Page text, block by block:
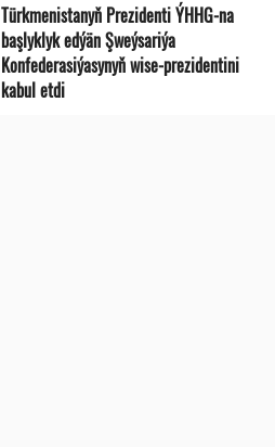
Türkmenistanyň Prezidenti ÝHHG-na
başlyklyk edýän Şweýsariýa
Konfederasiýasynyň wise-prezidentini
kabul etdi